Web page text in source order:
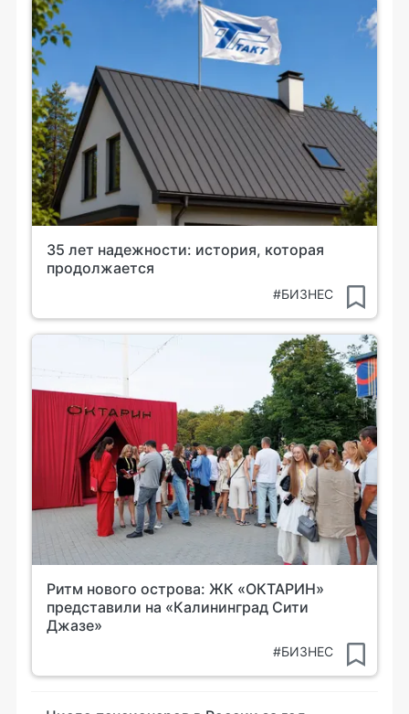
35 лет надежности: история, которая
продолжается
#БИЗНЕС
Ритм нового острова: ЖК «ОКТАРИН»
представили на «Калининград Сити
Джазе»
#БИЗНЕС